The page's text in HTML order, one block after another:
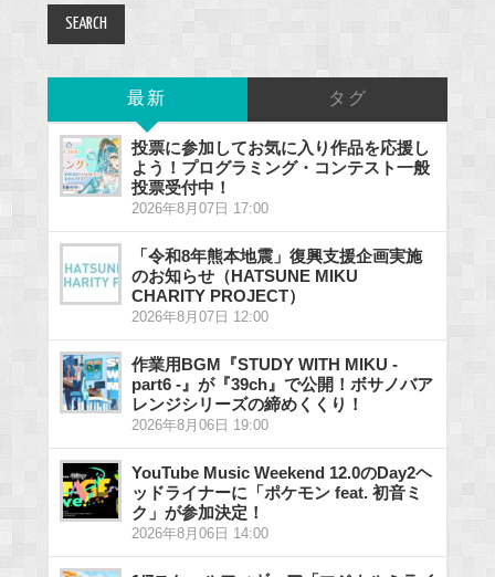
最新 タグ
投票に参加してお気に入り作品を応援し
よう！プログラミング・コンテスト一般
投票受付中！
2026年8月07日 17:00
「令和8年熊本地震」復興支援企画実施
のお知らせ（HATSUNE MIKU
CHARITY PROJECT）
2026年8月07日 12:00
作業用BGM『STUDY WITH MIKU -
part6 -』が『39ch』で公開！ボサノバア
レンジシリーズの締めくくり！
2026年8月06日 19:00
YouTube Music Weekend 12.0のDay2ヘ
ッドライナーに「ポケモン feat. 初音ミ
ク」が参加決定！
2026年8月06日 14:00